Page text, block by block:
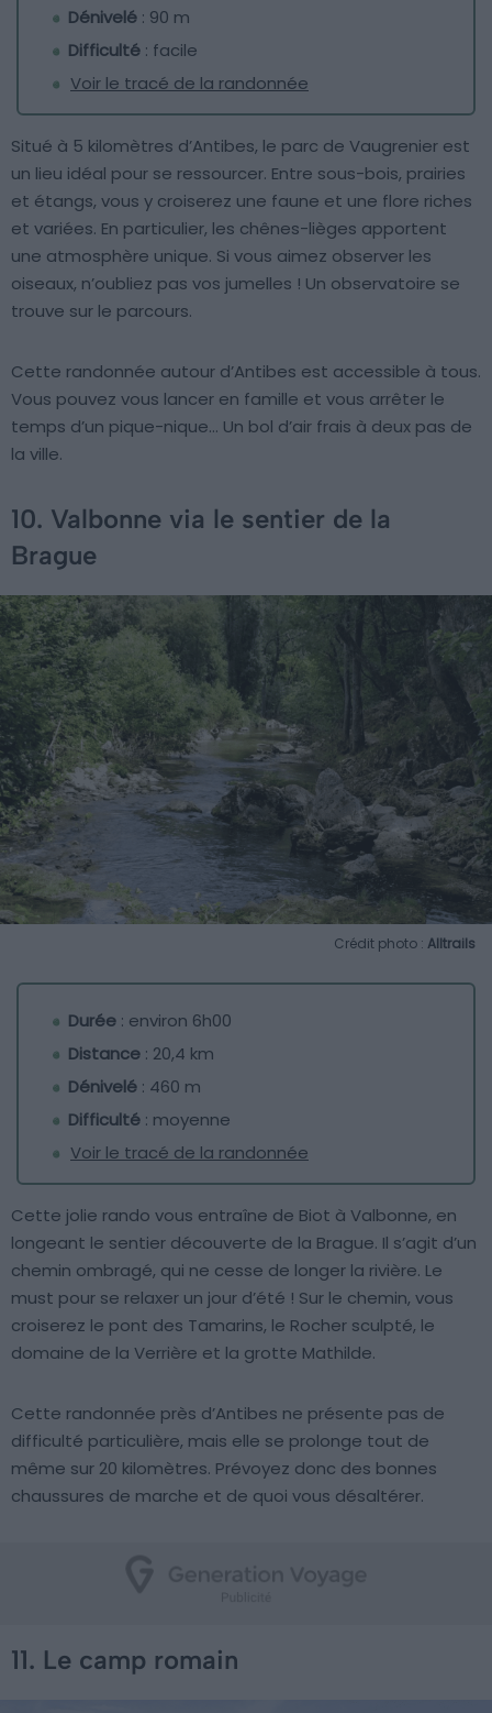
Dénivelé : 90 m
Difficulté : facile
Voir le tracé de la randonnée
Situé à 5 kilomètres d’Antibes, le parc de Vaugrenier est
un lieu idéal pour se ressourcer. Entre sous-bois, prairies
et étangs, vous y croiserez une faune et une flore riches
et variées. En particulier, les chênes-lièges apportent
une atmosphère unique. Si vous aimez observer les
oiseaux, n’oubliez pas vos jumelles ! Un observatoire se
trouve sur le parcours.
Cette randonnée autour d’Antibes est accessible à tous.
Vous pouvez vous lancer en famille et vous arrêter le
temps d’un pique-nique… Un bol d’air frais à deux pas de
la ville.
10. Valbonne via le sentier de la
Brague
Crédit photo : Alltrails
Durée : environ 6h00
Distance : 20,4 km
Dénivelé : 460 m
Difficulté : moyenne
Voir le tracé de la randonnée
Cette jolie rando vous entraîne de Biot à Valbonne, en
longeant le sentier découverte de la Brague. Il s’agit d’un
chemin ombragé, qui ne cesse de longer la rivière. Le
must pour se relaxer un jour d’été ! Sur le chemin, vous
croiserez le pont des Tamarins, le Rocher sculpté, le
domaine de la Verrière et la grotte Mathilde.
Cette randonnée près d’Antibes ne présente pas de
difficulté particulière, mais elle se prolonge tout de
même sur 20 kilomètres. Prévoyez donc des bonnes
chaussures de marche et de quoi vous désaltérer.
11. Le camp romain